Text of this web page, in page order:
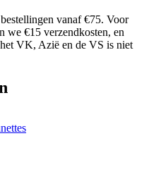
vanaf €75. Voor
we €15 verzendkosten, en
VK, Azië en de VS is niet